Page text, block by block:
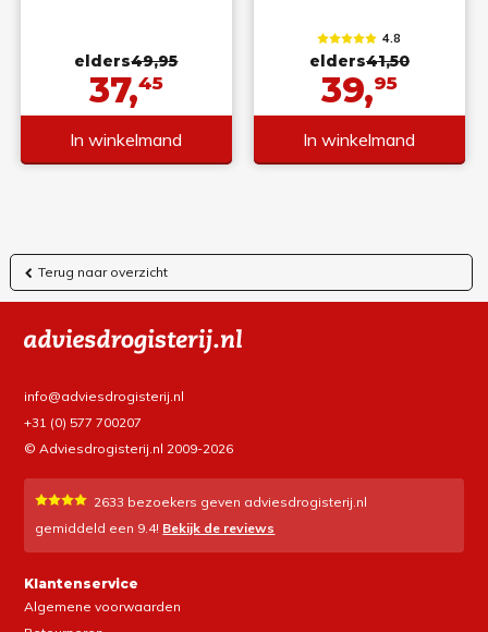
elders49,95
37,45
In winkelmand
4.8
elders41,50
39,95
In winkelmand
Terug naar overzicht
info@adviesdrogisterij.nl
+31 (0) 577 700207
© Adviesdrogisterij.nl 2009-2026
2633 bezoekers geven adviesdrogisterij.nl
gemiddeld een 9.4! Bekijk de reviews
Klantenservice
Algemene voorwaarden